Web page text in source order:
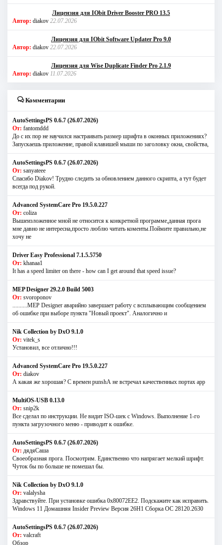
Лицензия для IObit Driver Booster PRO 13.5
Автор: diakov 22.07.2026
Лицензия для IObit Software Updater Pro 9.0
Автор: diakov 22.07.2026
Лицензия для Wise Duplicate Finder Pro 2.1.9
Автор: diakov 11.07.2026
Комментарии
AutoSettingsPS 0.6.7 (26.07.2026)
От: fantomddd
До с их пор не научился настраивать размер шрифта в оконных приложениях?
Запускаешь приложение, правой клавишей мыши по заголовку окна, свойства,
AutoSettingsPS 0.6.7 (26.07.2026)
От: sanyateee
Спасибо Diakov! Трудно следить за обновлением данного скрипта, а тут будет
всегда под рукой.
Advanced SystemCare Pro 19.5.0.227
От: coliza
Вышеизложенное мной не относится к конкретной программе,данная прога
мне давно не интересна,просто люблю читать коменты.Поймите правильно,не
хочу не
Driver Easy Professional 7.1.5.5750
От: khanaa1
It has a speed limiter on there - how can I get around that speed issue?
MEP Designer 29.2.0 Build 5003
От: svoroponov
..........MEP Designer аварийно завершает работу с всплывающим сообщением
об ошибке при выборе пункта "Новый проект". Аналогично и
Nik Collection by DxO 9.1.0
От: vitek_s
Установил, все отлично!!!
Advanced SystemCare Pro 19.5.0.227
От: diakov
А какая же хорошая? С времен punshА не встречал качественных портах app
MultiOS-USB 0.13.0
От: snip2k
Все сделал по инструкции. Не видит ISO-шек с Windows. Выполнение 1-го
пункта загрузочного меню - приводит к ошибке.
AutoSettingsPS 0.6.7 (26.07.2026)
От: дядяСаша
Своеобразная прога. Посмотрим. Единственно что напрягает мелкий шрифт.
Чуток бы по больше не помешал бы.
Nik Collection by DxO 9.1.0
От: valalysha
Здравствуйте. При установке ошибка 0х80072EE2. Подскажите как исправить.
Windows 11 Домашняя Insider Preview Версия 26H1 Сборка ОС 28120.2630
AutoSettingsPS 0.6.7 (26.07.2026)
От: valcraft
Обзор